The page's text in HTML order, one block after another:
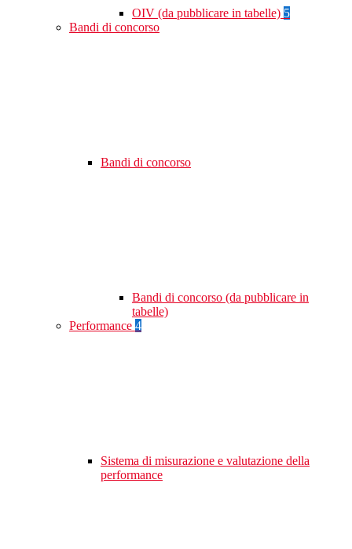
OIV (da pubblicare in tabelle) 5
Bandi di concorso
Bandi di concorso
Bandi di concorso (da pubblicare in
tabelle)
Performance 4
Sistema di misurazione e valutazione della
performance